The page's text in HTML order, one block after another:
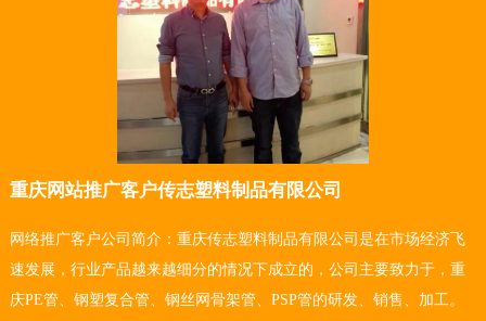
重庆网站推广客户传志塑料制品有限公司
网络推广客户公司简介：重庆传志塑料制品有限公司是在市场经济飞
速发展，行业产品越来越细分的情况下成立的，公司主要致力于，重
庆PE管、钢塑复合管、钢丝网骨架管、PSP管的研发、销售、加工。